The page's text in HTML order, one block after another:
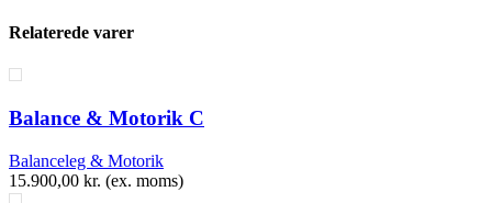
Relaterede varer
Balance & Motorik C
Balanceleg & Motorik
15.900,00 kr. (ex. moms)